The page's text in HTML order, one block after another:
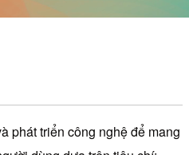
phát triển công nghệ để mang